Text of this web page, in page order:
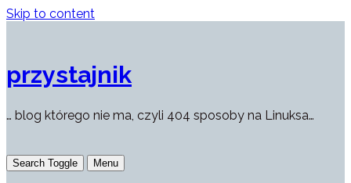
Skip to content
przystajnik
… blog którego nie ma, czyli 404 sposoby na Linuksa…
Search Toggle Menu